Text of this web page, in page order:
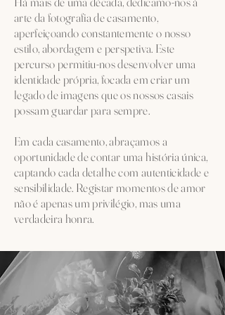
arte da fotografia de casamento,
aperfeiçoando constantemente o nosso
estilo, abordagem e perspetiva. Este
percurso permitiu-nos desenvolver uma
identidade própria, focada em criar um
legado de imagens que os nossos casais
possam guardar para sempre.
Em cada casamento, abraçamos a
oportunidade de contar uma história única,
captando cada detalhe com autenticidade e
sensibilidade. Registar momentos de amor
não é apenas um privilégio, mas uma
verdadeira honra.